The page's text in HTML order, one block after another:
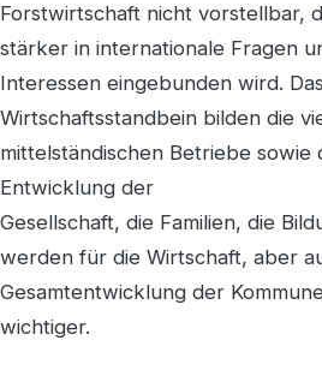
Forstwirtschaft nicht vorstellbar,
stärker in internationale Fragen
Interessen eingebunden wird.
Wirtschaftsstandbein bilden die
mittelständischen Betriebe sowie
Entwicklung der
Gesellschaft, die Familien, die
werden für die Wirtschaft, aber
Gesamtentwicklung der
wichtiger.